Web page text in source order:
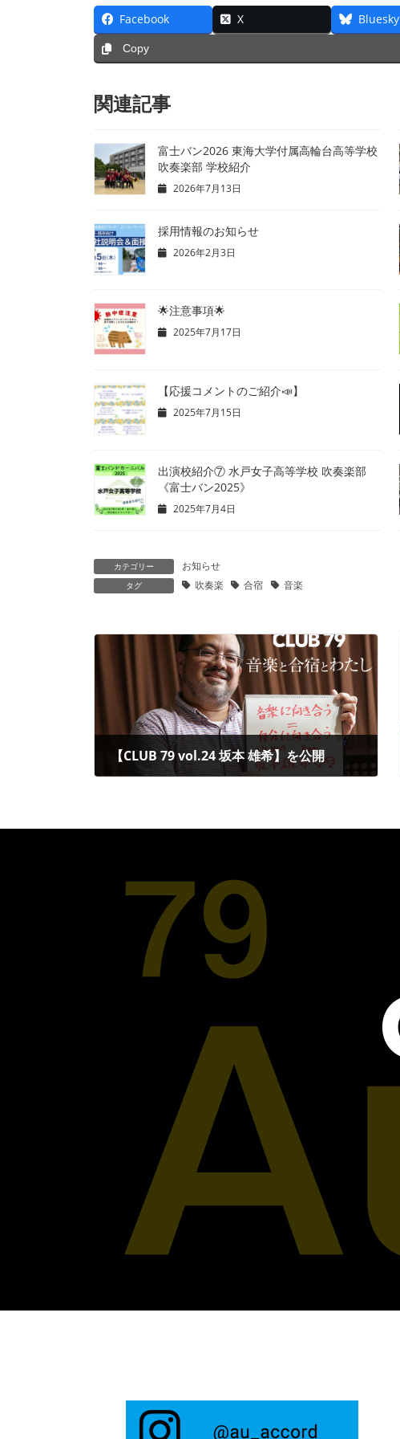
Facebook X Bluesky
Copy
関連記事
富士バン2026 東海大学付属高輪台高等学校
吹奏楽部 学校紹介
2026年7月13日
採用情報のお知らせ
2026年2月3日
🌟注意事項🌟
2025年7月17日
【応援コメントのご紹介📣】
2025年7月15日
出演校紹介⑦ 水戸女子高等学校 吹奏楽部
《富士バン2025》
2025年7月4日
カテゴリー お知らせ
タグ 吹奏楽 合宿 音楽
【CLUB 79 vol.24 坂本 雄希】を公開